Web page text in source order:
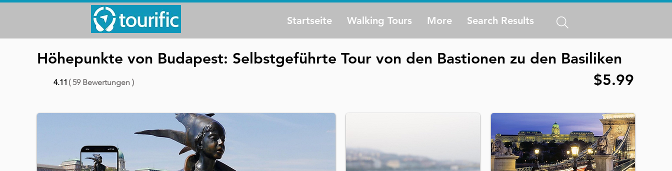
Startseite Walking Tours More Search Results
Höhepunkte von Budapest: Selbstgeführte Tour von den Bastionen zu den Basiliken
4.11 ( 59 Bewertungen ) $5.99